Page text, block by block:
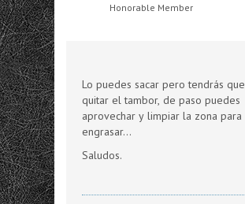
Honorable Member
Lo puedes sacar pero tendrás que
quitar el tambor, de paso puedes
aprovechar y limpiar la zona para
engrasar...
Saludos.